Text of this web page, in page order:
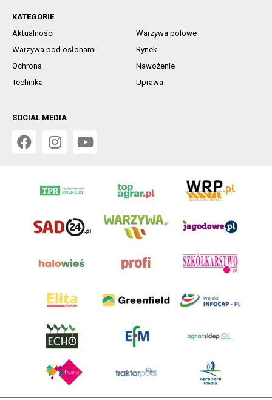
KATEGORIE
Aktualności
Warzywa polowe
Warzywa pod osłonami
Rynek
Ochrona
Nawożenie
Technika
Uprawa
SOCIAL MEDIA